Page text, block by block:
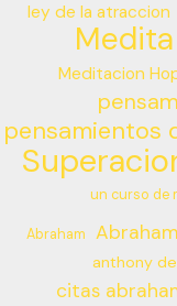
ley de la atraccion
Medita
Meditacion
pensamientos
un curso de
Abraham
anthony
citas